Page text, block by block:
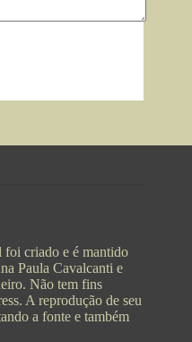
criado e é mantido
Paula Cavalcanti e
Não tem fins
A reprodução de seu
a fonte e também